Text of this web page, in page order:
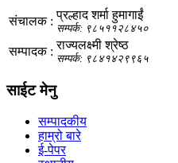
संचालक : प्रल्हाद शर्मा हुमागाईं
सम्पर्क: ९८५११२८४५०
सम्पादक : राज्यलक्ष्मी श्रेष्ठ
सम्पर्क: ९८४१४२९९६५
साईट मेनु
सम्पादकीय
हाम्रो बारे
ई-पेपर